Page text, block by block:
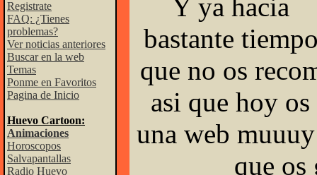
Registrate
FAQ: ¿Tienes
problemas?
Ver noticias anteriores
Buscar en la web
Temas
Ponme en Favoritos
Pagina de Inicio
Huevo Cartoon:
Animaciones
Horoscopos
Salvapantallas
Radio Huevo
Y ya hacia
bastante
que no os
asi que hoy
una web
que os